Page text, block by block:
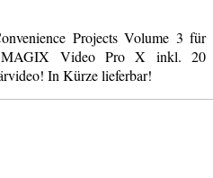
Projects Volume 3 für
Video Pro X inkl. 20
In Kürze lieferbar!